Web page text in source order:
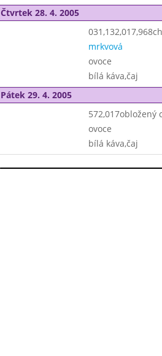
Čtvrtek 28. 4. 2005
mrkvová
ovoce
bílá káva,čaj
Pátek 29. 4. 2005
572,017obložený
ovoce
bílá káva,čaj